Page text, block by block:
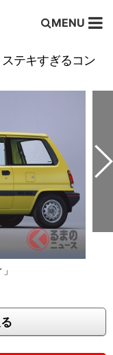
MENU
テキすぎるコン